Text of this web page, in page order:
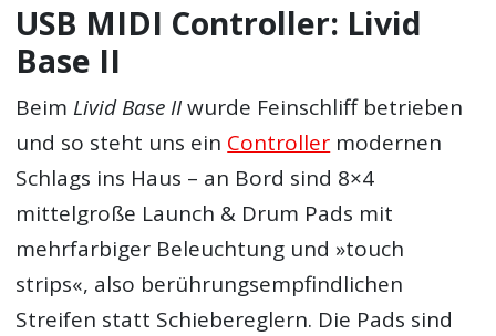
USB MIDI Controller: Livid
Base II
Beim Livid Base IIwurde Feinschliff betrieben
und so steht uns ein Controller modernen
Schlags ins Haus – an Bord sind 8×4
mittelgroße Launch & Drum Pads mit
mehrfarbiger Beleuchtung und »touch
strips«, also berührungsempfindlichen
Streifen statt Schiebereglern. Die Pads sind